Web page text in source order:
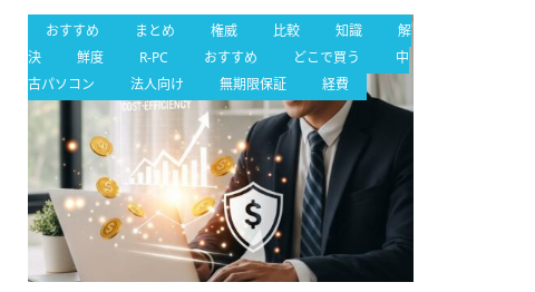
おすすめ まとめ 権威 比較 知識
解
決
鮮度 R-PC おすすめ どこで買う
中
古パソコン
法人向け 無期限保証 経費